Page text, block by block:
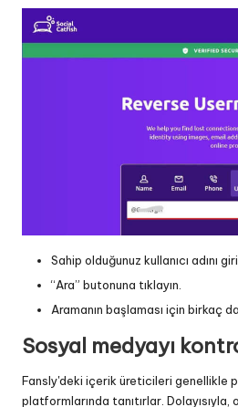
Sahip olduğunuz kullanıcı adını
“Ara” butonuna tıklayın.
Aramanın başlaması için birkaç
Sosyal medyayı
Fansly'deki içerik üreticileri genellikle
platformlarında tanıtırlar. Dolayısıyla,